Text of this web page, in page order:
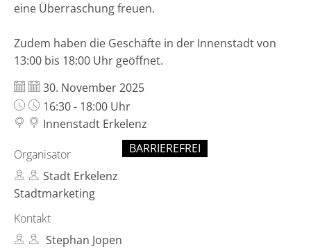
eine Überraschung freuen.
Zudem haben die Geschäfte in der Innenstadt von
13:00 bis 18:00 Uhr geöffnet.
Datum:
30. November 2025
Uhrzeit:
16:30 - 18:00 Uhr
Innenstadt Erkelenz
Organisator
Stadt Erkelenz
Stadtmarketing
Kontakt
Stephan Jopen
BARRIEREFREI